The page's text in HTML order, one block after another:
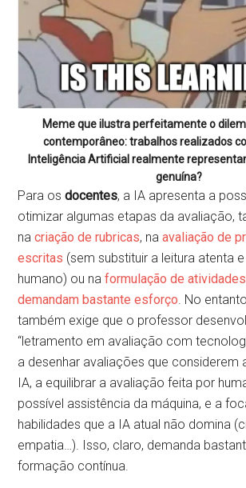
Meme que ilustra perfeitamente o
contemporâneo: trabalhos realizados
Inteligência Artificial realmente
genuína?
Para osdocentes, a IA apresenta a
otimizar algumas etapas da avaliação,
nacriação de rubricas, naavaliação de
escritas (sem substituir a leitura atenta
humano) ou naformulação de
demandam bastante esforço . No
também exige que o professor
“letramento em avaliação com
a desenhar avaliações que considerem
IA, a equilibrar a avaliação feita por
possível assistência da máquina, e a
habilidades que a IA atual não domina
empatia…). Isso, claro, demanda
formação contínua.